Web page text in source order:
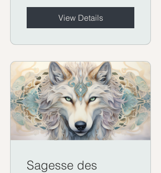
View Details
Sagesse des